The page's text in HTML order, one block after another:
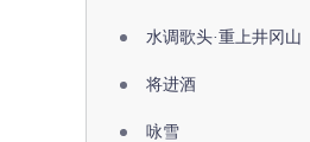
水调歌头·重上井冈山
将进酒
咏雪